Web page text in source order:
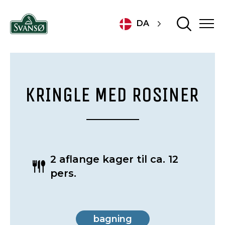
DA
KRINGLE MED ROSINER
2 aflange kager til ca. 12
pers.
bagning